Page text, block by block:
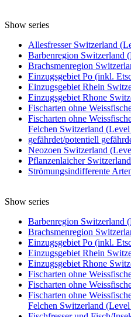
Show series
Allesfresser Switzerland
Barbenregion Switzerland
Brachsmenregion
Einzugsgebiet Po (inkl.
Einzugsgebiet Rhein
Einzugsgebiet Rhone
Fischarten ohne
Fischarten ohne
Felchen Switzerland
gefährdet/potentiell
Neozoen Switzerland
Pflanzenlaicher
Strömungsindifferente
Show series
Barbenregion Switzerland
Brachsmenregion
Einzugsgebiet Po (inkl.
Einzugsgebiet Rhein
Einzugsgebiet Rhone
Fischarten ohne
Fischarten ohne
Fischarten ohne
Felchen Switzerland